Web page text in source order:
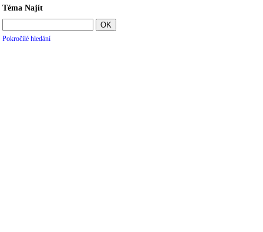
Téma Najít
Pokročilé hledání